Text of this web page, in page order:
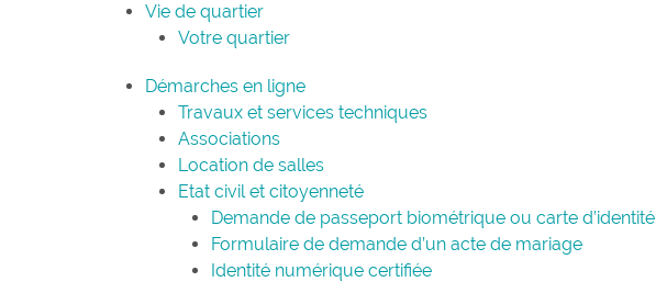
Vie de quartier
Votre quartier
Démarches en ligne
Travaux et services techniques
Associations
Location de salles
Etat civil et citoyenneté
Demande de passeport biométrique ou carte d’identité
Formulaire de demande d’un acte de mariage
Identité numérique certifiée